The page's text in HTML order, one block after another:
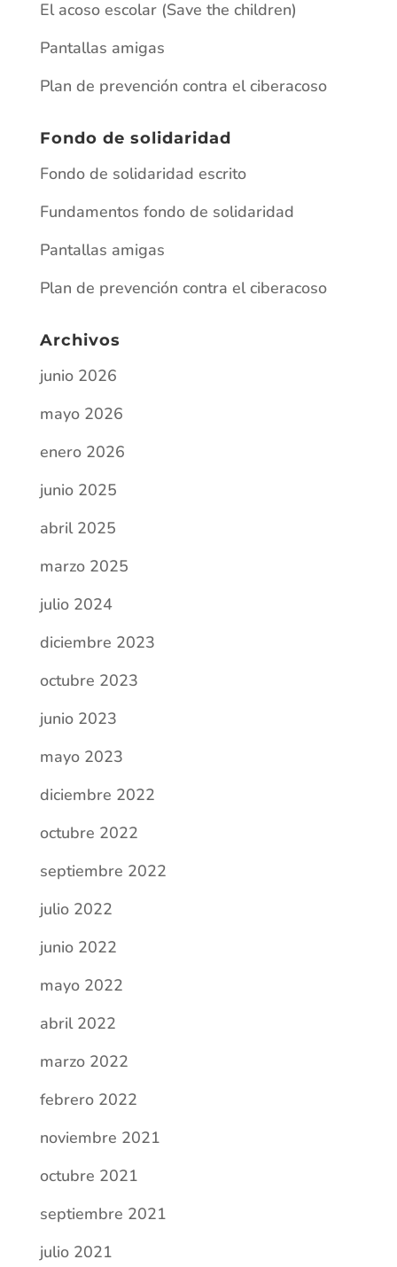
enero 2026
junio 2025
abril 2025
marzo 2025
julio 2024
diciembre 2023
octubre 2023
junio 2023
mayo 2023
diciembre 2022
octubre 2022
septiembre 2022
julio 2022
junio 2022
mayo 2022
abril 2022
marzo 2022
febrero 2022
noviembre 2021
octubre 2021
septiembre 2021
julio 2021
junio 2021
mayo 2021
abril 2021
marzo 2021
febrero 2021
enero 2021
diciembre 2020
noviembre 2020